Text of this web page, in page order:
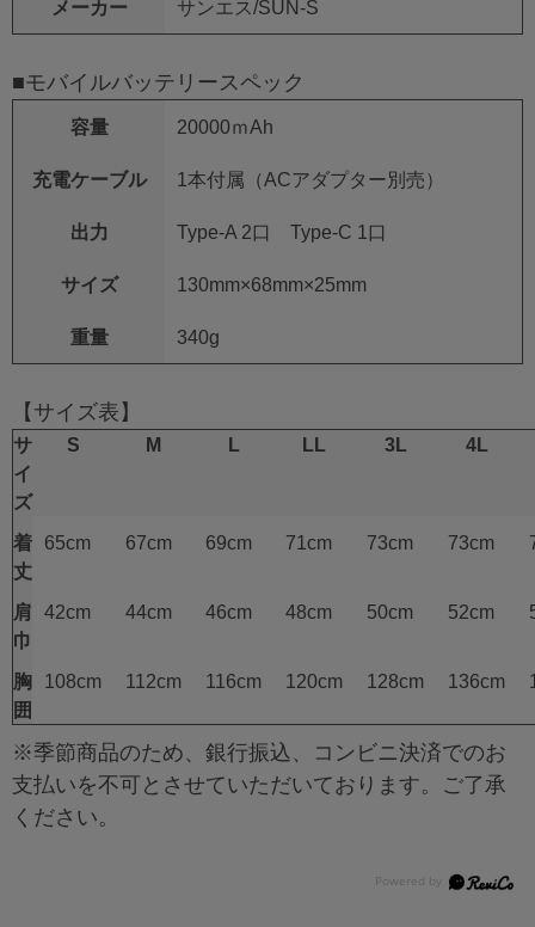
メーカー サンエス/SUN-S
■モバイルバッテリースペック
容量 20000ｍAh
充電ケーブル 1本付属（ACアダプター別売）
出力 Type-A 2口 Type-C 1口
サイズ 130mm×68mm×25mm
重量 340g
【サイズ表】
サ
イ
ズ
S M L LL 3L 4L
着
丈
65cm 67cm 69cm 71cm 73cm 73cm
肩
巾
42cm 44cm 46cm 48cm 50cm 52cm
胸
囲
108cm 112cm 116cm 120cm 128cm 136cm
※季節商品のため、銀行振込、コンビニ決済でのお
支払いを不可とさせていただいております。ご了承
ください。